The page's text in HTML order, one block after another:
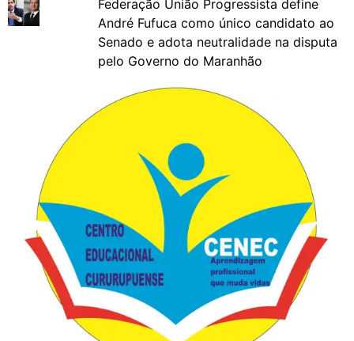
Federação União Progressista define
André Fufuca como único candidato ao
Senado e adota neutralidade na disputa
pelo Governo do Maranhão